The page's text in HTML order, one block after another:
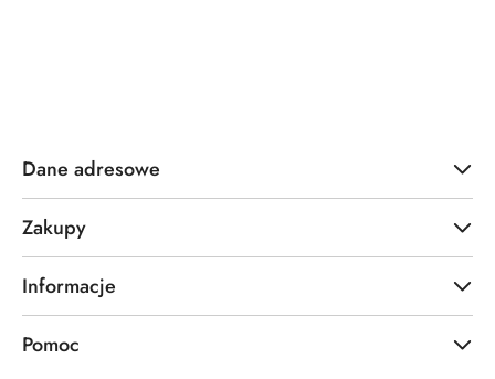
Dane adresowe
Zakupy
Informacje
Pomoc